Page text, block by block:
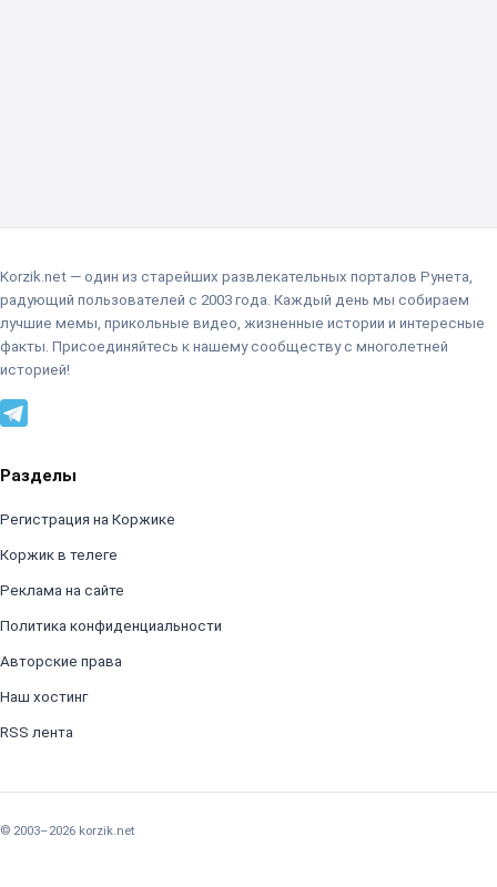
Korzik.net — один из старейших развлекательных порталов Рунета,
радующий пользователей с 2003 года. Каждый день мы собираем
лучшие мемы, прикольные видео, жизненные истории и интересные
факты. Присоединяйтесь к нашему сообществу с многолетней
историей!
Разделы
Регистрация на Коржике
Коржик в телеге
Реклама на сайте
Политика конфиденциальности
Авторские права
Наш хостинг
RSS лента
© 2003–2026 korzik.net